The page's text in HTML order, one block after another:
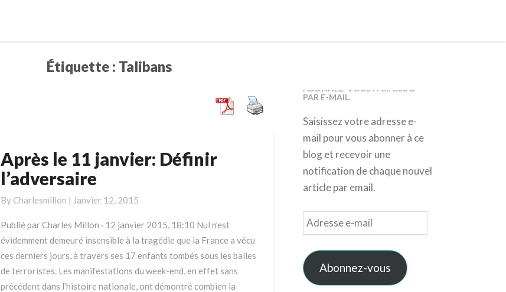
Étiquette : Talibans
Après
le
11
janvier:
l’adversaire
Après le 11 janvier: Définir
l’adversaire
By Charlesmillon | Janvier 12, 2015
Publié par Charles Millon · 12 janvier 2015, 18:10 Nul n’est
évidemment demeuré insensible à la tragédie que la France a vécu
ces derniers jours, à travers ses 17 enfants tombés sous les balles
de terroristes. Les manifestations du week-end, en effet sans
précédent dans l’histoire nationale, ont démontré combien la
ABONNEZ-VOUS À CE BLOG
PAR E-MAIL.
Saisissez votre adresse e-
mail pour vous abonner à ce
blog et recevoir une
notification de chaque nouvel
article par email.
Adresse
e-
mail
Abonnez-vous